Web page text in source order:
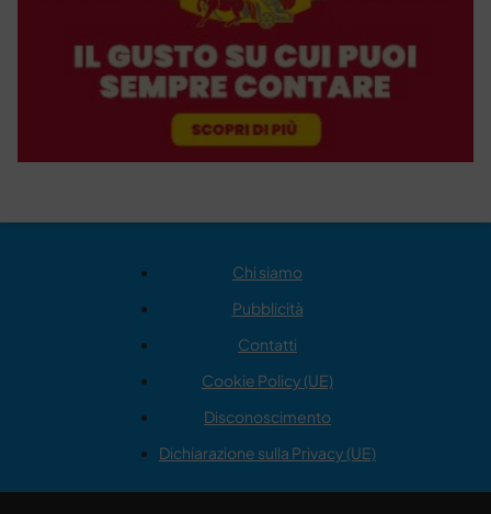
Chi siamo
Pubblicità
Contatti
Cookie Policy (UE)
Disconoscimento
Dichiarazione sulla Privacy (UE)